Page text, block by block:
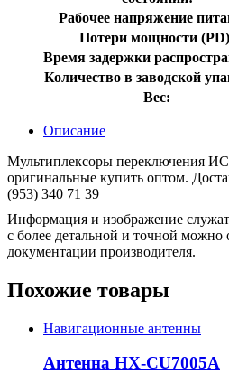
Рабочее напряжение
Потери мощности
Время задержки
Количество в заводской
Вес:
Описание
Мультиплексоры переключения
оригинальные купить оптом.
(953) 340 71 39
Информация и изображение
с более детальной и точной можно
документации производителя.
Похожие товары
Навигационные антенны
Антенна HX-CU7005A